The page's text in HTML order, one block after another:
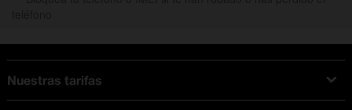
Nuestras tarifas